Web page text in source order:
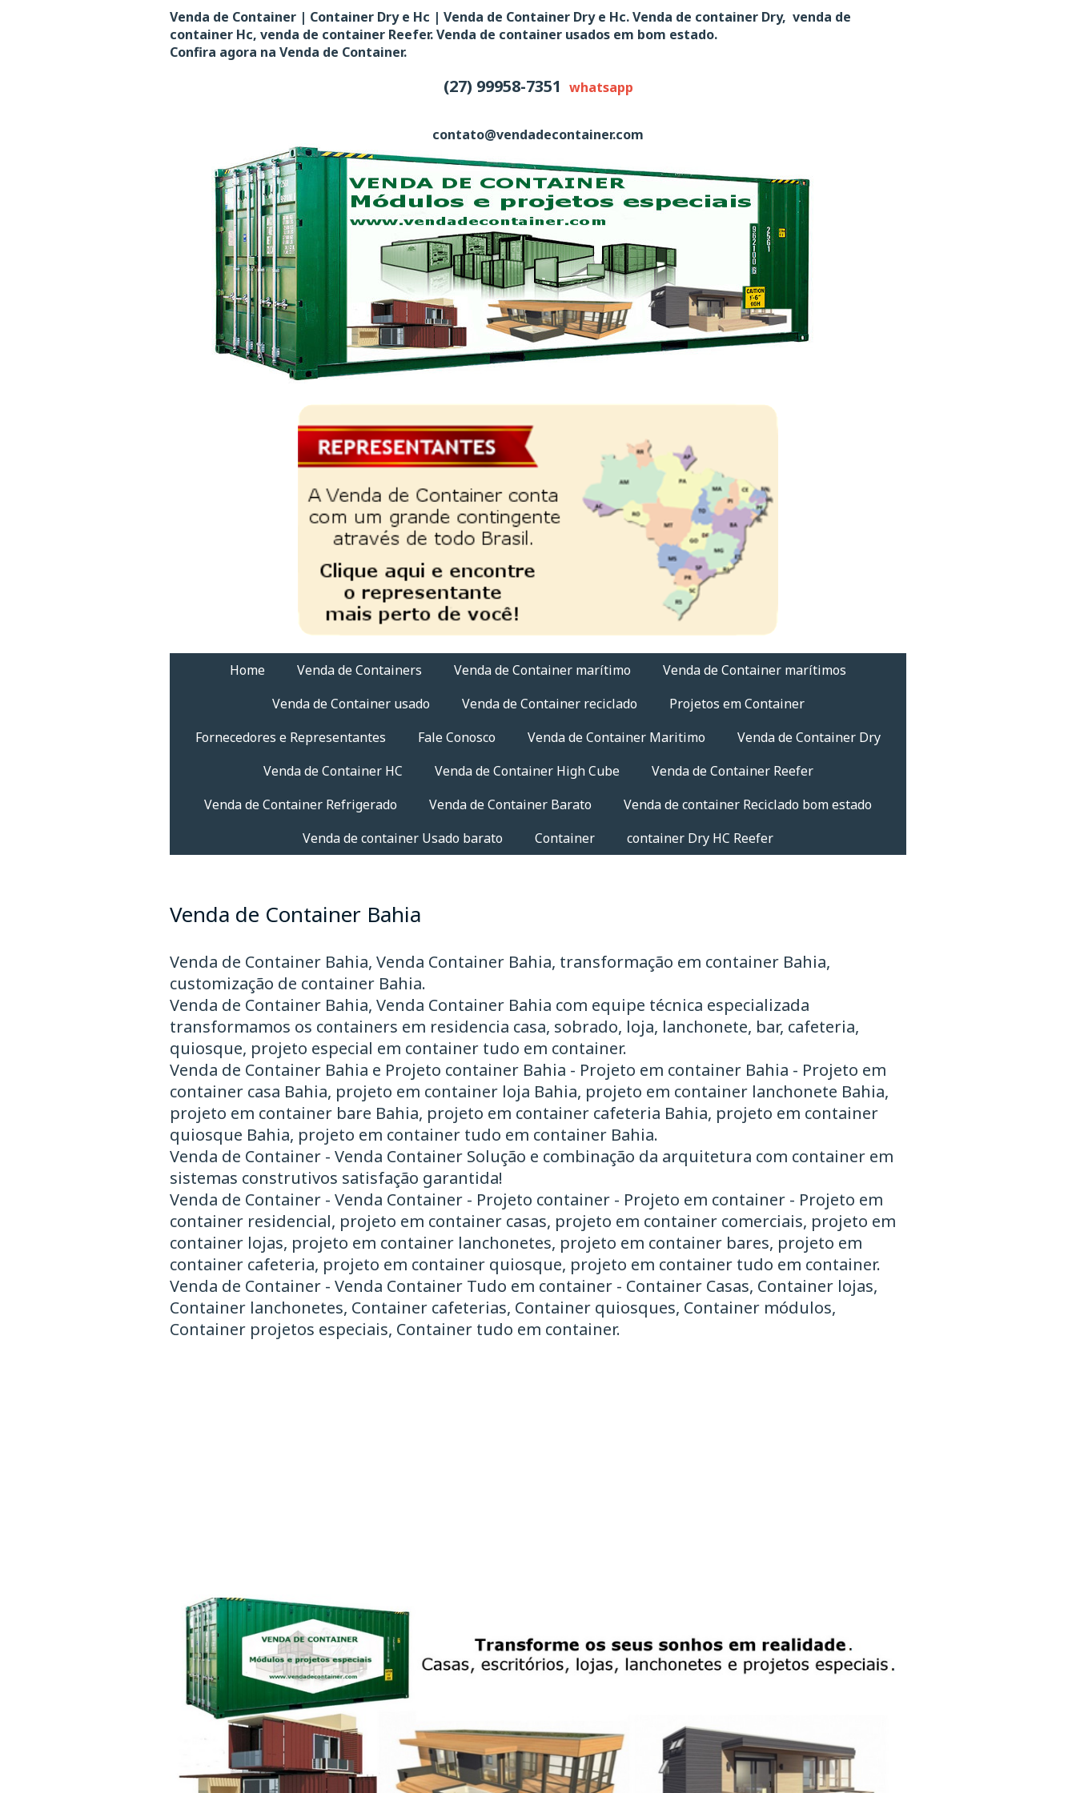
Venda de Container | Container Dry e Hc | Venda de Container Dry e Hc. Venda de container Dry, venda de
container Hc, venda de container Reefer. Venda de container usados em bom estado.
Confira agora na Venda de Container.
(27) 99958-7351 whatsapp
contato@vendadecontainer.com
Home Venda de Containers Venda de Container marítimo
Venda de Container marítimos
Venda de Container usado
Venda de Container reciclado
Projetos em Container
Fornecedores e Representantes
Fale Conosco Venda de Container Maritimo
Venda de Container Dry
Venda de Container HC
Venda de Container High Cube
Venda de Container Reefer
Venda de Container Refrigerado
Venda de Container Barato
Venda de container Reciclado bom estado
Venda de container Usado barato
Container container Dry HC Reefer
Venda de Container Bahia
Venda de Container Bahia, Venda Container Bahia, transformação em container Bahia,
customização de container Bahia.
Venda de Container Bahia, Venda Container Bahia com equipe técnica especializada
transformamos os containers em residencia casa, sobrado, loja, lanchonete, bar, cafeteria,
quiosque, projeto especial em container tudo em container.
Venda de Container Bahia e Projeto container Bahia - Projeto em container Bahia - Projeto em
container casa Bahia, projeto em container loja Bahia, projeto em container lanchonete Bahia,
projeto em container bare Bahia, projeto em container cafeteria Bahia, projeto em container
quiosque Bahia, projeto em container tudo em container Bahia.
Venda de Container - Venda Container Solução e combinação da arquitetura com container em
sistemas construtivos satisfação garantida!
Venda de Container - Venda Container - Projeto container - Projeto em container - Projeto em
container residencial, projeto em container casas, projeto em container comerciais, projeto em
container lojas, projeto em container lanchonetes, projeto em container bares, projeto em
container cafeteria, projeto em container quiosque, projeto em container tudo em container.
Venda de Container - Venda Container ​Tudo em container - Container Casas, Container lojas,
Container lanchonetes, Container cafeterias, Container quiosques, Container módulos,
Container projetos especiais, Container tudo em container.